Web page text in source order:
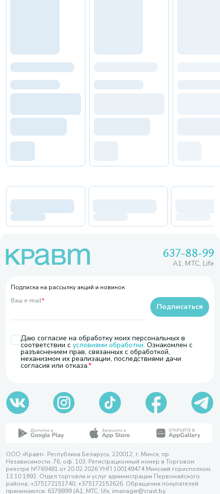
637-88-99
A1, МТС, Life
Подписка на рассылку акций и новинок
Ваш e-mail*
Даю согласие на обработку моих персональных в
соответствии с условиями обработки. Ознакомлен с
разъяснением прав, связанных с обработкой,
механизмом их реализации, последствиями дачи
согласия или отказа.
Подписаться
ООО «Кравт». Республика Беларусь, 220012, г. Минск, пр.
Независимости, 76, оф. 103. Регистрационный номер в Торговом
реестре №769481 от 20.02.2026 УНП 100149474 Минский горисполком,
13.10.1992. Отдел торговли и услуг администрации Первомайского
района, +375172151740; +375172152626. Обращения покупателей
принимаются: 6378899 (А1, МТС, life, imanager@cravt.by.